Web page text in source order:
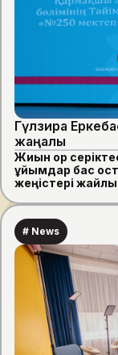
Гүлзира
жаңалық
Жиын қор
ұйымдар бас
жеңістері жайлы
# News